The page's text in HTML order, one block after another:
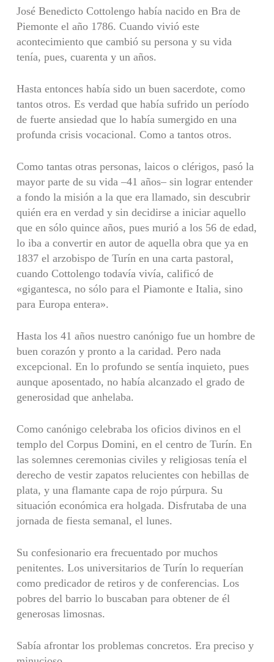
José Benedicto Cottolengo había nacido en Bra de
Piemonte el año 1786. Cuando vivió este
acontecimiento que cambió su persona y su vida
tenía, pues, cuarenta y un años.
Hasta entonces había sido un buen sacerdote, como
tantos otros. Es verdad que había sufrido un período
de fuerte ansiedad que lo había sumergido en una
profunda crisis vocacional. Como a tantos otros.
Como tantas otras personas, laicos o clérigos, pasó la
mayor parte de su vida –41 años– sin lograr entender
a fondo la misión a la que era llamado, sin descubrir
quién era en verdad y sin decidirse a iniciar aquello
que en sólo quince años, pues murió a los 56 de edad,
lo iba a convertir en autor de aquella obra que ya en
1837 el arzobispo de Turín en una carta pastoral,
cuando Cottolengo todavía vivía, calificó de
«gigantesca, no sólo para el Piamonte e Italia, sino
para Europa entera».
Hasta los 41 años nuestro canónigo fue un hombre de
buen corazón y pronto a la caridad. Pero nada
excepcional. En lo profundo se sentía inquieto, pues
aunque aposentado, no había alcanzado el grado de
generosidad que anhelaba.
Como canónigo celebraba los oficios divinos en el
templo del Corpus Domini, en el centro de Turín. En
las solemnes ceremonias civiles y religiosas tenía el
derecho de vestir zapatos relucientes con hebillas de
plata, y una flamante capa de rojo púrpura. Su
situación económica era holgada. Disfrutaba de una
jornada de fiesta semanal, el lunes.
Su confesionario era frecuentado por muchos
penitentes. Los universitarios de Turín lo requerían
como predicador de retiros y de conferencias. Los
pobres del barrio lo buscaban para obtener de él
generosas limosnas.
Sabía afrontar los problemas concretos. Era preciso y